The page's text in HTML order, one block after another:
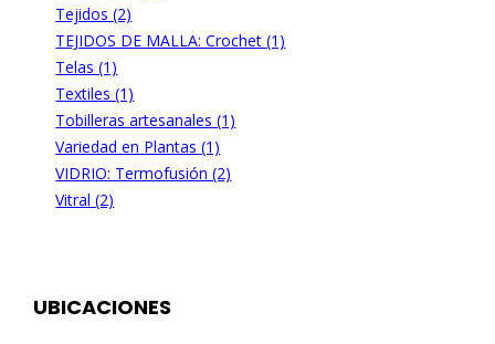
Tejidos (2)
TEJIDOS DE MALLA: Crochet (1)
Telas (1)
Textiles (1)
Tobilleras artesanales (1)
Variedad en Plantas (1)
VIDRIO: Termofusión (2)
Vitral (2)
UBICACIONES